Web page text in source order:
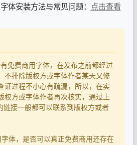
体安装方法与常见问题： 点击查看
免费商用字体，在发布之前都经过
不排除版权方或字体作者某天又修
证过程不小心有疏漏，所以，在实
权方或字体作者再次核实，通过上
链接一般都可以联系到版权方或者
体，是否可以真正免费商用还存在